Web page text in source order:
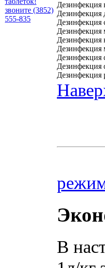
Дезинфекция
Дезинфекция
Дезинфекция
Дезинфекция
Дезинфекция
Дезинфекция
Дезинфекция
Дезинфекция
Дезинфекция
В